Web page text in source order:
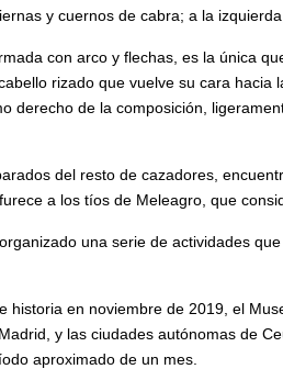
y cuernos de cabra; a la
con arco y flechas, es la única
rizado que vuelve su cara
derecho de la composición,
del resto de cazadores,
a los tíos de Meleagro, que
una serie de actividades
historia en noviembre de 2019, el
y las ciudades autónomas de
aproximado de un mes.